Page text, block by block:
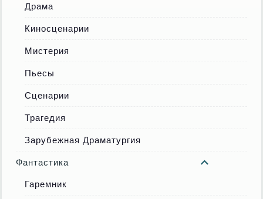
Драма
Киносценарии
Мистерия
Пьесы
Сценарии
Трагедия
Зарубежная Драматургия
Фантастика
Гаремник